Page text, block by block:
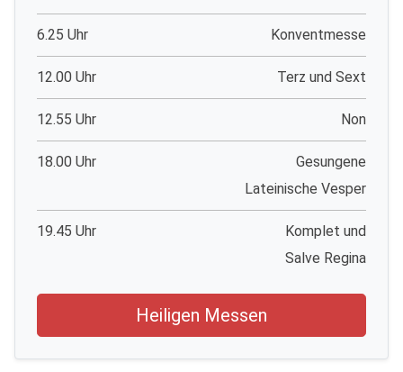
6.25 Uhr Konventmesse
12.00 Uhr Terz und Sext
12.55 Uhr Non
18.00 Uhr
Gesungene
Lateinische Vesper
19.45 Uhr
Komplet und
Salve Regina
Heiligen Messen